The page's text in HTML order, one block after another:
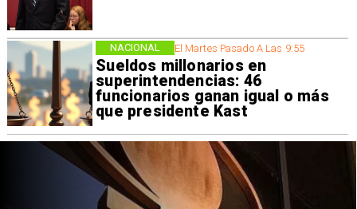
El Martes Pasado A Las 9:55
Sueldos millonarios en
superintendencias: 46
funcionarios ganan igual o más
que presidente Kast
NACIONAL